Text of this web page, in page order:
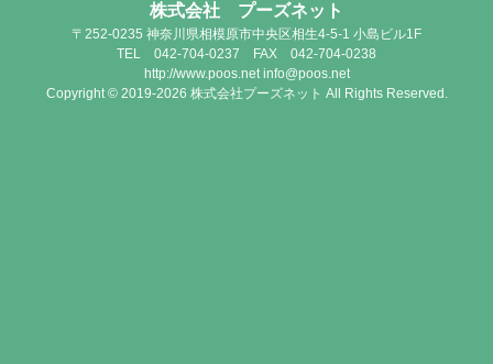
株式会社 プーズネット
〒252-0235 神奈川県相模原市中央区相生4-5-1 小島ビル1F
TEL 042-704-0237 FAX 042-704-0238
http://www.poos.net info@poos.net
Copyright © 2019-2026 株式会社プーズネット All Rights Reserved.